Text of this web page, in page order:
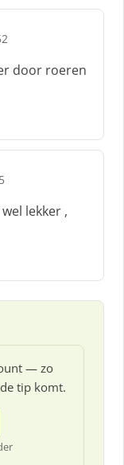
door roeren
lekker ,
— zo
tip komt.